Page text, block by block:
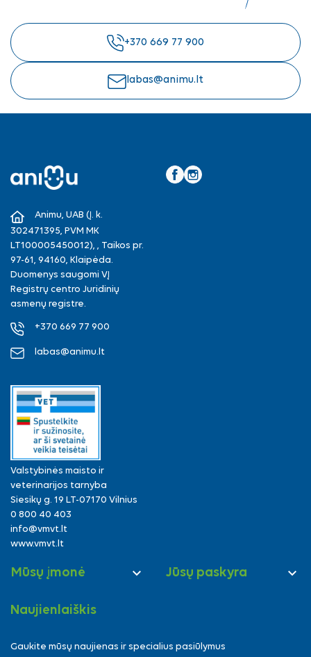
+370 669 77 900
labas@animu.lt
Animu, UAB (Į. k.
302471395, PVM MK
LT100005450012), , Taikos pr.
97-61, 94160, Klaipėda.
Duomenys saugomi VĮ
Registrų centro Juridinių
asmenų registre.
+370 669 77 900
labas@animu.lt
Valstybinės maisto ir
veterinarijos tarnyba
Siesikų g. 19 LT-07170 Vilnius
0 800 40 403
info@vmvt.lt
www.vmvt.lt
Mūsų įmonė  Jūsų paskyra 
Naujienlaiškis
Gaukite mūsų naujienas ir specialius pasiūlymus